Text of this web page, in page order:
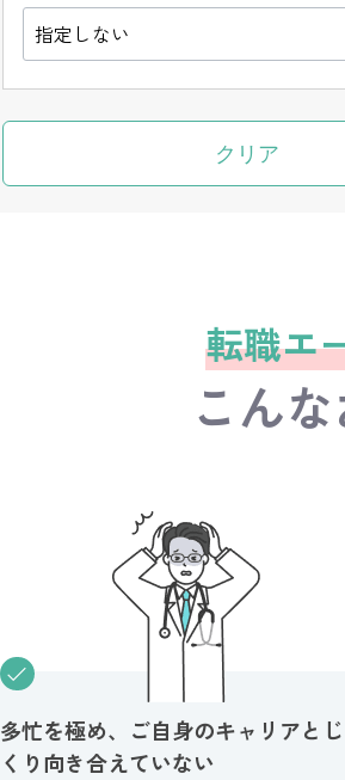
クリア
転職エ
こん
多忙を極め、ご自身のキャリアと
くり向き合えていない